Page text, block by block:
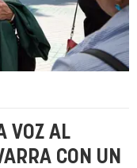
VOZ AL
CON UN